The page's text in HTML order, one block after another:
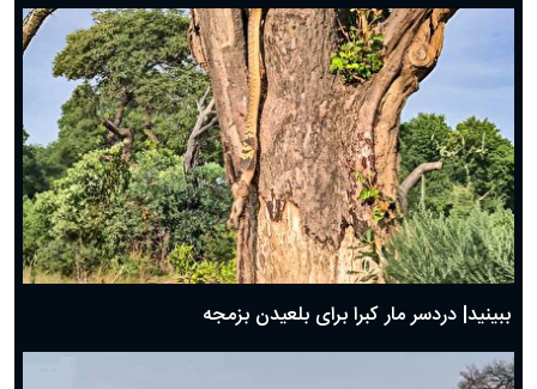
ببینید| دردسر مار کبرا برای بلعیدن بزمجه